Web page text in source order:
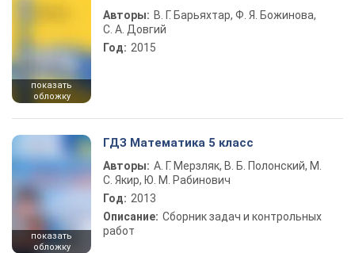
показать
обложку
Авторы: В. Г. Барьяхтар, Ф. Я. Божинова,
С. А. Довгий
Год: 2015
показать
обложку
ГДЗ Математика 5 класс
Авторы: А. Г. Мерзляк, В. Б. Полонский, М.
С. Якир, Ю. М. Рабинович
Год: 2013
Описание: Сборник задач и контрольных
работ